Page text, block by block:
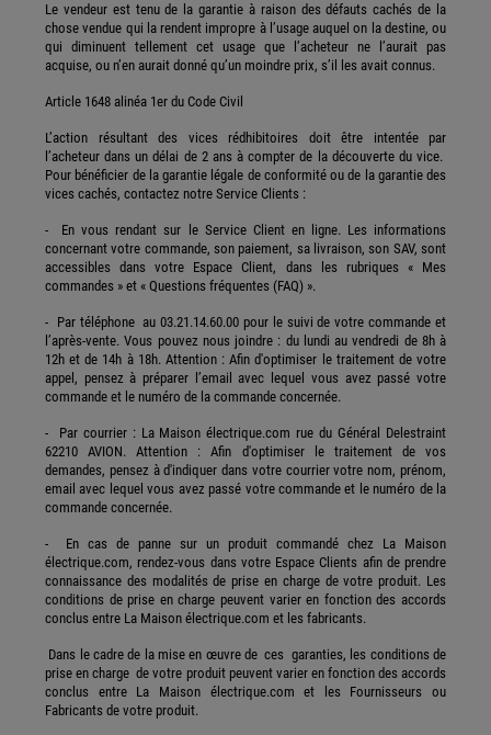
Le vendeur est tenu de la garantie à raison des défauts cachés de la
chose vendue qui la rendent impropre à l’usage auquel on la destine, ou
qui diminuent tellement cet usage que l’acheteur ne l’aurait pas
acquise, ou n’en aurait donné qu’un moindre prix, s’il les avait connus.
Article 1648 alinéa 1er du Code Civil
L’action résultant des vices rédhibitoires doit être intentée par
l’acheteur dans un délai de 2 ans à compter de la découverte du vice.
Pour bénéficier de la garantie légale de conformité ou de la garantie des
vices cachés, contactez notre Service Clients :
- En vous rendant sur le Service Client en ligne. Les informations
concernant votre commande, son paiement, sa livraison, son SAV, sont
accessibles dans votre Espace Client, dans les rubriques « Mes
commandes » et « Questions fréquentes (FAQ) ».
- Par téléphone au 03.21.14.60.00 pour le suivi de votre commande et
l’après-vente. Vous pouvez nous joindre : du lundi au vendredi de 8h à
12h et de 14h à 18h. Attention : Afin d'optimiser le traitement de votre
appel, pensez à préparer l’email avec lequel vous avez passé votre
commande et le numéro de la commande concernée.
- Par courrier : La Maison électrique.com rue du Général Delestraint
62210 AVION. Attention : Afin d'optimiser le traitement de vos
demandes, pensez à d'indiquer dans votre courrier votre nom, prénom,
email avec lequel vous avez passé votre commande et le numéro de la
commande concernée.
- En cas de panne sur un produit commandé chez La Maison
électrique.com, rendez-vous dans votre Espace Clients afin de prendre
connaissance des modalités de prise en charge de votre produit. Les
conditions de prise en charge peuvent varier en fonction des accords
conclus entre La Maison électrique.com et les fabricants.
Dans le cadre de la mise en œuvre de ces garanties, les conditions de
prise en charge de votre produit peuvent varier en fonction des accords
conclus entre La Maison électrique.com et les Fournisseurs ou
Fabricants de votre produit.